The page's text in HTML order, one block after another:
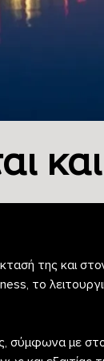
της και
το
σύμφωνα με